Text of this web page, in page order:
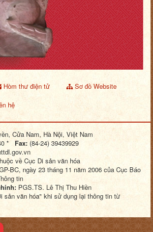
Hòm thư điện tử
Sơ đồ Website
hệ
Cửa Nam, Hà Nội, Việt Nam
* Fax: (84-24) 39439929
về Cục Di sản văn hóa
BC, ngày 23 tháng 11 năm 2006 của Cục Báo
tin
PGS.TS. Lê Thị Thu Hiền
sản văn hóa" khi sử dụng lại thông tin từ